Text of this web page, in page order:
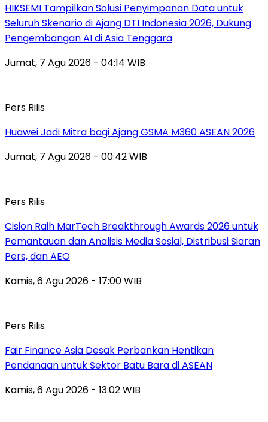
HIKSEMI Tampilkan Solusi Penyimpanan Data untuk
Seluruh Skenario di Ajang DTI Indonesia 2026, Dukung
Pengembangan AI di Asia Tenggara
Jumat, 7 Agu 2026 - 04:14 WIB
Pers Rilis
Huawei Jadi Mitra bagi Ajang GSMA M360 ASEAN 2026
Jumat, 7 Agu 2026 - 00:42 WIB
Pers Rilis
Cision Raih MarTech Breakthrough Awards 2026 untuk
Pemantauan dan Analisis Media Sosial, Distribusi Siaran
Pers, dan AEO
Kamis, 6 Agu 2026 - 17:00 WIB
Pers Rilis
Fair Finance Asia Desak Perbankan Hentikan
Pendanaan untuk Sektor Batu Bara di ASEAN
Kamis, 6 Agu 2026 - 13:02 WIB